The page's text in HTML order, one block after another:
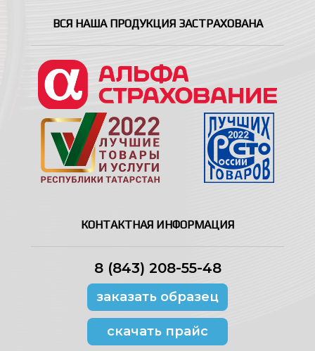
ВСЯ НАША ПРОДУКЦИЯ ЗАСТРАХОВАНА
КОНТАКТНАЯ ИНФОРМАЦИЯ
8 (843) 208-55-48
заказать образец
скачать прайс